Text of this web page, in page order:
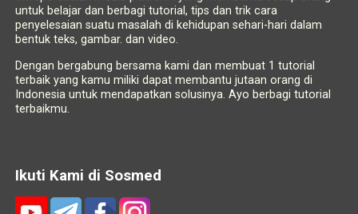
untuk belajar dan berbagi tutorial, tips dan trik cara
penyelesaian suatu masalah di kehidupan sehari-hari dalam
bentuk teks, gambar. dan video.
Dengan bergabung bersama kami dan membuat 1 tutorial
terbaik yang kamu miliki dapat membantu jutaan orang di
Indonesia untuk mendapatkan solusinya. Ayo berbagi tutorial
terbaikmu.
Ikuti Kami di Sosmed